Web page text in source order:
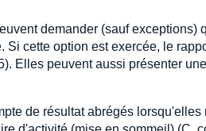
demander (sauf exceptions)
cette option est exercée, le
Elles peuvent aussi présenter
de résultat abrégés lorsqu'elles